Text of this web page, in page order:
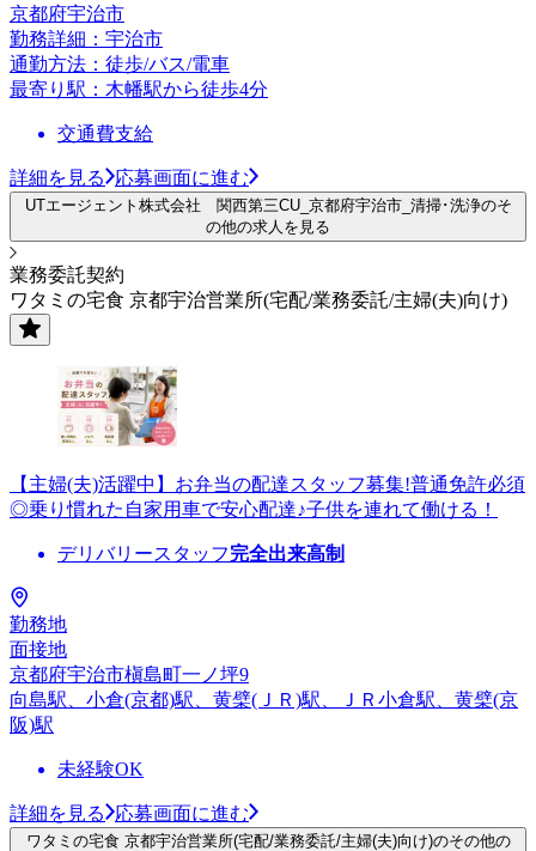
京都府宇治市
勤務詳細：宇治市
通勤方法：徒歩/バス/電車
最寄り駅：木幡駅から徒歩4分
交通費支給
詳細を見る 応募画面に進む
UTエージェント株式会社 関西第三CU_京都府宇治市_清掃･洗浄のそ
の他の求人を見る
業務委託契約
ワタミの宅食 京都宇治営業所(宅配/業務委託/主婦(夫)向け)
【主婦(夫)活躍中】お弁当の配達スタッフ募集!普通免許必須
◎乗り慣れた自家用車で安心配達♪子供を連れて働ける！
デリバリースタッフ完全出来高制
勤務地
面接地
京都府宇治市槇島町一ノ坪9
向島駅、小倉(京都)駅、黄檗(ＪＲ)駅、ＪＲ小倉駅、黄檗(京
阪)駅
未経験OK
詳細を見る 応募画面に進む
ワタミの宅食 京都宇治営業所(宅配/業務委託/主婦(夫)向け)のその他の